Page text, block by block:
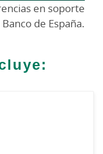
en soporte
de España.